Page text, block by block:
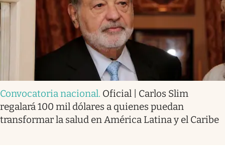
Convocatoria nacional. Oficial | Carlos Slim
regalará 100 mil dólares a quienes puedan
transformar la salud en América Latina y el Caribe